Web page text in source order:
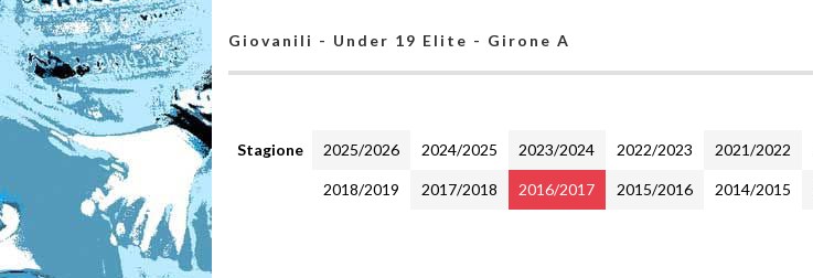
Giovanili - Under 19 Elite - Girone A
Stagione 2025/2026 2024/2025 2023/2024 2022/2023 2021/2022
2018/2019 2017/2018 2016/2017 2015/2016 2014/2015